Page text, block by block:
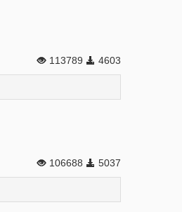
113789 4603
106688 5037